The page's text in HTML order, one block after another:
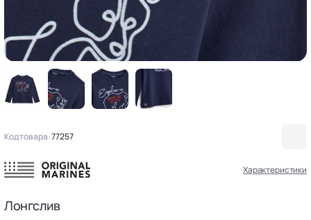
Код товара:77257
Характеристики
Лонгслив